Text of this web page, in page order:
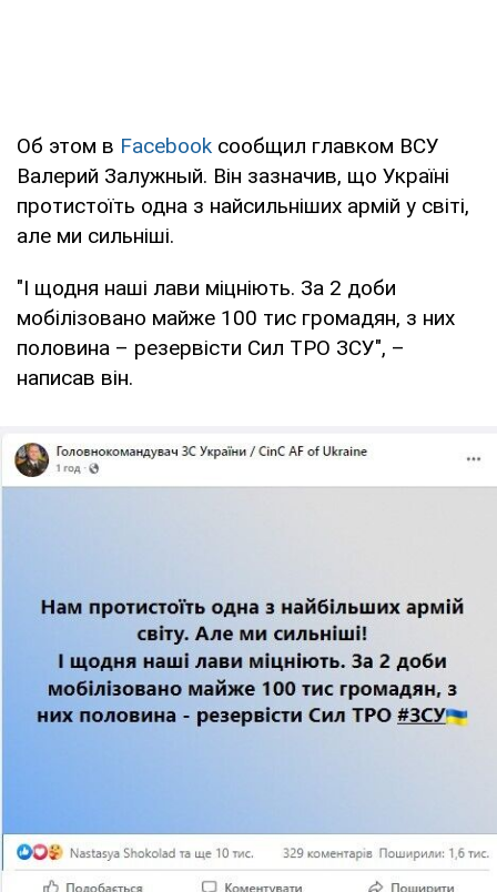
Об этом в Facebook сообщил главком ВСУ
Валерий Залужный. Він зазначив, що Україні
протистоїть одна з найсильніших армій у світі,
але ми сильніші.
"І щодня наші лави міцніють. За 2 доби
мобілізовано майже 100 тис громадян, з них
половина – резервісти Сил ТРО ЗСУ", –
написав він.